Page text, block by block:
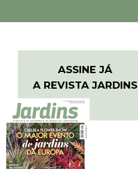
ASSINE JÁ
A REVISTA JARDINS